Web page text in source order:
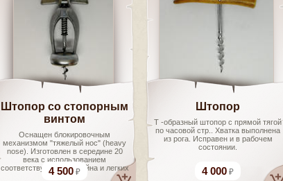
Штопор со стопорным
винтом
Оснащен блокировочным
механизмом "тяжелый нос" (heavy
nose). Изготовлен в середине 20
века с использованием
соответствующего дизайна и легких
сплавов.
4 500
Штопор
Т -образный штопор с прямой тягой
по часовой стр.. Хватка выполнена
из рога. Исправен и в рабочем
состоянии.
4 000